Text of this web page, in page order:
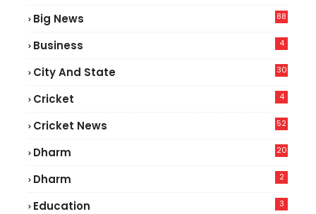
Big News
88
Business 4
City And State 30
Cricket 4
Cricket News
52
Dharm 20
Dharm 2
Education 3